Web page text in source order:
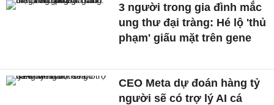
3 người trong gia đình mắc
ung thư đại tràng: Hé lộ 'thủ
phạm' giấu mặt trên gene
CEO Meta dự đoán hàng tỷ
người sẽ có trợ lý AI cá